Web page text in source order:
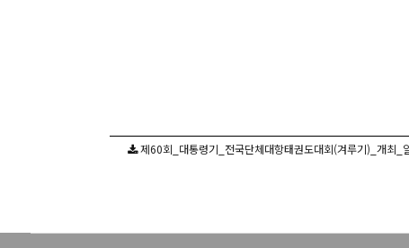
제60회_대통령기_전국단체대항태권도대회(겨루기)_개최